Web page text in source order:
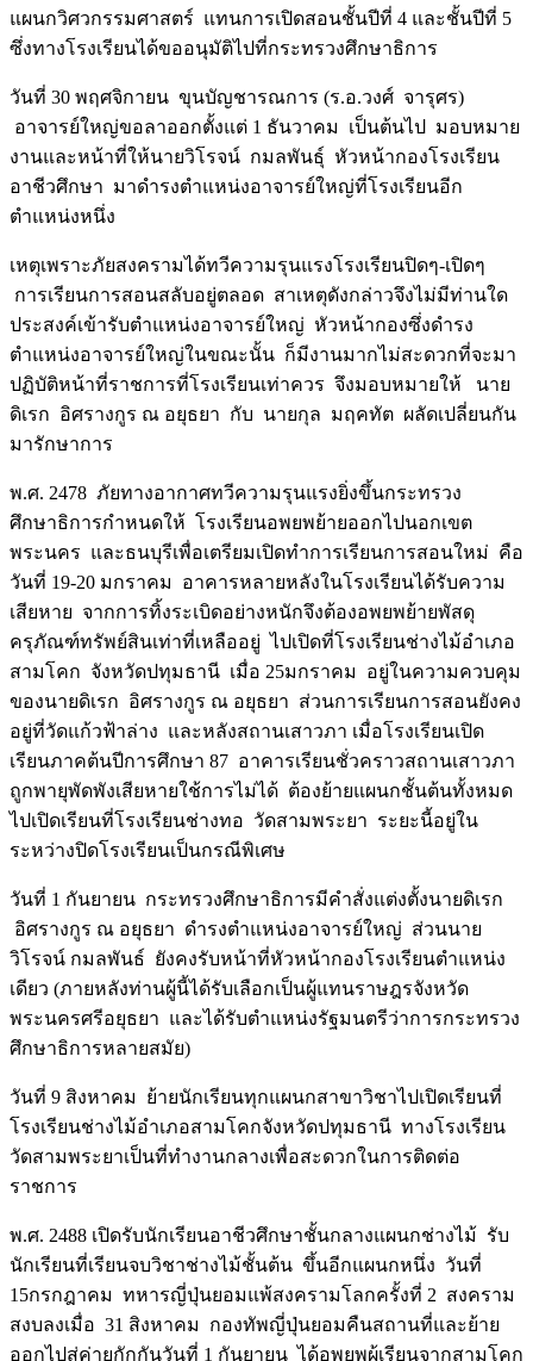
แผนกวิศวกรรมศาสตร์ แทนการเปิดสอนชั้นปีที่ 4 และชั้นปีที่ 5
ซึ่งทางโรงเรียนได้ขออนุมัติไปที่กระทรวงศึกษาธิการ
วันที่ 30 พฤศจิกายน ขุนบัญชารณการ (ร.อ.วงศ์ จารุศร)
อาจารย์ใหญ่ขอลาออกตั้งแต่ 1 ธันวาคม เป็นต้นไป มอบหมาย
งานและหน้าที่ให้นายวิโรจน์ กมลพันธุ์ หัวหน้ากองโรงเรียน
อาชีวศึกษา มาดำรงตำแหน่งอาจารย์ใหญ่ที่โรงเรียนอีก
ตำแหน่งหนึ่ง
เหตุเพราะภัยสงครามได้ทวีความรุนแรงโรงเรียนปิดๆ-เปิดๆ
การเรียนการสอนสลับอยู่ตลอด สาเหตุดังกล่าวจึงไม่มีท่านใด
ประสงค์เข้ารับตำแหน่งอาจารย์ใหญ่ หัวหน้ากองซึ่งดำรง
ตำแหน่งอาจารย์ใหญ่ในขณะนั้น ก็มีงานมากไม่สะดวกที่จะมา
ปฏิบัติหน้าที่ราชการที่โรงเรียนเท่าควร จึงมอบหมายให้ นาย
ดิเรก อิศรางกูร ณ อยุธยา กับ นายกุล มฤคทัต ผลัดเปลี่ยนกัน
มารักษาการ
พ.ศ. 2478 ภัยทางอากาศทวีความรุนแรงยิ่งขึ้นกระทรวง
ศึกษาธิการกำหนดให้ โรงเรียนอพยพย้ายออกไปนอกเขต
พระนคร และธนบุรีเพื่อเตรียมเปิดทำการเรียนการสอนใหม่ คือ
วันที่ 19-20 มกราคม อาคารหลายหลังในโรงเรียนได้รับความ
เสียหาย จากการทิ้งระเบิดอย่างหนักจึงต้องอพยพย้ายพัสดุ
ครุภัณฑ์ทรัพย์สินเท่าที่เหลืออยู่ ไปเปิดที่โรงเรียนช่างไม้อำเภอ
สามโคก จังหวัดปทุมธานี เมื่อ 25มกราคม อยู่ในความควบคุม
ของนายดิเรก อิศรางกูร ณ อยุธยา ส่วนการเรียนการสอนยังคง
อยู่ที่วัดแก้วฟ้าล่าง และหลังสถานเสาวภา เมื่อโรงเรียนเปิด
เรียนภาคต้นปีการศึกษา 87 อาคารเรียนชั่วคราวสถานเสาวภา
ถูกพายุพัดพังเสียหายใช้การไม่ได้ ต้องย้ายแผนกชั้นต้นทั้งหมด
ไปเปิดเรียนที่โรงเรียนช่างทอ วัดสามพระยา ระยะนี้อยู่ใน
ระหว่างปิดโรงเรียนเป็นกรณีพิเศษ
วันที่ 1 กันยายน กระทรวงศึกษาธิการมีคำสั่งแต่งตั้งนายดิเรก
อิศรางกูร ณ อยุธยา ดำรงตำแหน่งอาจารย์ใหญ่ ส่วนนาย
วิโรจน์ กมลพันธ์ ยังคงรับหน้าที่หัวหน้ากองโรงเรียนตำแหน่ง
เดียว (ภายหลังท่านผู้นี้ได้รับเลือกเป็นผู้แทนราษฎรจังหวัด
พระนครศรีอยุธยา และได้รับตำแหน่งรัฐมนตรีว่าการกระทรวง
ศึกษาธิการหลายสมัย)
วันที่ 9 สิงหาคม ย้ายนักเรียนทุกแผนกสาขาวิชาไปเปิดเรียนที่
โรงเรียนช่างไม้อำเภอสามโคกจังหวัดปทุมธานี ทางโรงเรียน
วัดสามพระยาเป็นที่ทำงานกลางเพื่อสะดวกในการติดต่อ
ราชการ
พ.ศ. 2488 เปิดรับนักเรียนอาชีวศึกษาชั้นกลางแผนกช่างไม้ รับ
นักเรียนที่เรียนจบวิชาช่างไม้ชั้นต้น ขึ้นอีกแผนกหนึ่ง วันที่
15กรกฎาคม ทหารญี่ปุ่นยอมแพ้สงครามโลกครั้งที่ 2 สงคราม
สงบลงเมื่อ 31 สิงหาคม กองทัพญี่ปุ่นยอมคืนสถานที่และย้าย
ออกไปสู่ค่ายกักกันวันที่ 1 กันยายน ได้อพยพผู้เรียนจากสามโคก